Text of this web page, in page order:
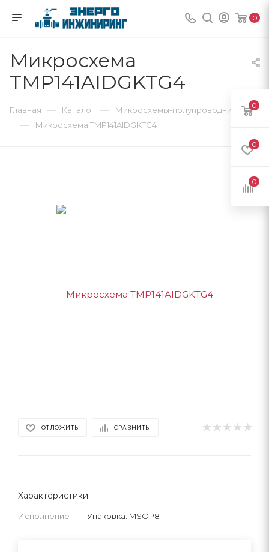
0
Микросхема
TMP141AIDGKTG4
Главная — Каталог — Микросхемы-полупроводники
— Микросхема TMP141AIDGKTG4
ОТЛОЖИТЬ СРАВНИТЬ
Характеристики
Исполнение — Упаковка: MSOP8
0
0
0